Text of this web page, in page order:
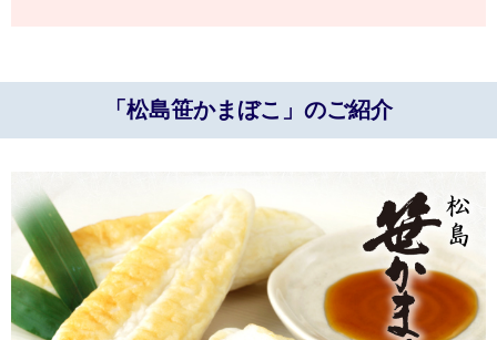
「松島笹かまぼこ」のご紹介